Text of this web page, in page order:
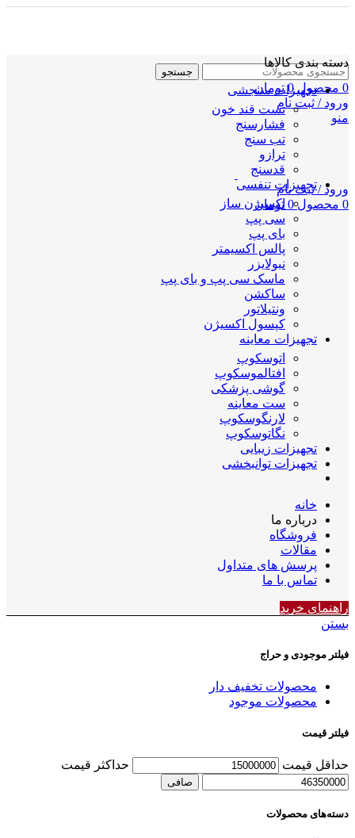
جستجو
0 محصول 0 تومان
ورود / ثبت نام
منو
ورود / ثبت نام
0 محصول 0 تومان
دسته بندی کالاها
تجهیزات سنجشی
تست قند خون
فشارسنج
تب سنج
ترازو
قدسنج
تجهیزات تنفسی
اکسیژن ساز
سی پپ
بای پپ
پالس اکسیمتر
نبولایزر
ماسک سی پپ و بای پپ
ساکشن
ونتیلاتور
کپسول اکسیژن
تجهیزات معاینه
اتوسکوپ
افتالموسکوپ
گوشی پزشکی
ست معاینه
لارنگوسکوپ
نگاتوسکوپ
تجهیزات زیبایی
تجهیزات توانبخشی
خانه
درباره ما
فروشگاه
مقالات
پرسش های متداول
تماس با ما
راهنمای خرید
بستن
فیلتر موجودی و حراج
محصولات تخفیف دار
محصولات موجود
فیلتر قیمت
حداقل قیمت حداكثر قيمت
صافی
دسته‌های محصولات